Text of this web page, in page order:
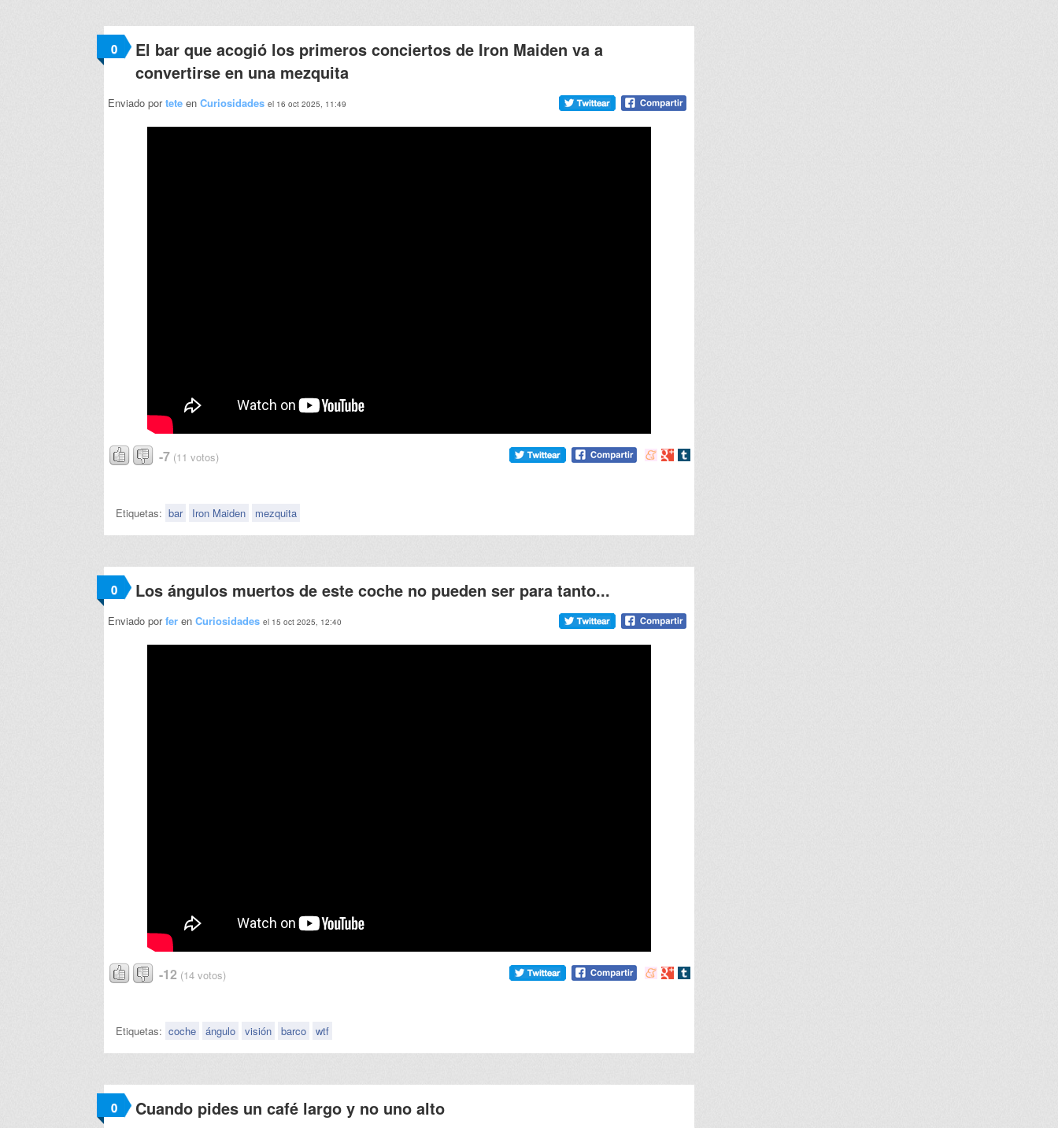
0
El bar que acogió los primeros conciertos de Iron Maiden va a
convertirse en una mezquita
Enviado portete en Curiosidades el 16 oct 2025, 11:49
-7 (11 votos)
Compartir
Compartir
Compartir
Etiquetas: bar Iron Maiden mezquita
0 Los ángulos muertos de este coche no pueden ser para tanto...
Enviado porfer en Curiosidades el 15 oct 2025, 12:40
-12 (14 votos)
Compartir
Compartir
Compartir
Etiquetas: coche ángulo visión barco wtf
0 Cuando pides un café largo y no uno alto